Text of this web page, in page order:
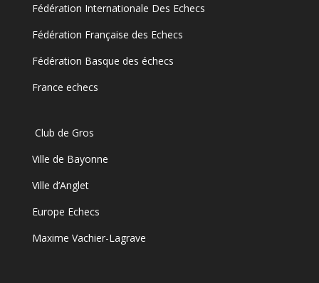
Fédération Internationale Des Echecs
Fédération Française des Echecs
Fédération Basque des échecs
France echecs
Club de Gros
Ville de Bayonne
Ville d’Anglet
Europe Echecs
Maxime Vachier-Lagrave